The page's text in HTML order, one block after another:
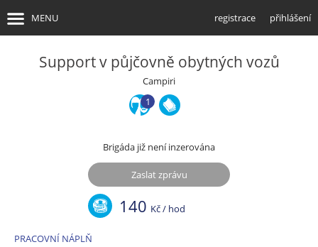
úvodní stránka
MENU registrace přihlášení
Support v půjčovně obytných vozů
Campiri
1
Brigáda již není inzerována
Zaslat zprávu
140 Kč / hod
PRACOVNÍ NÁPLŇ